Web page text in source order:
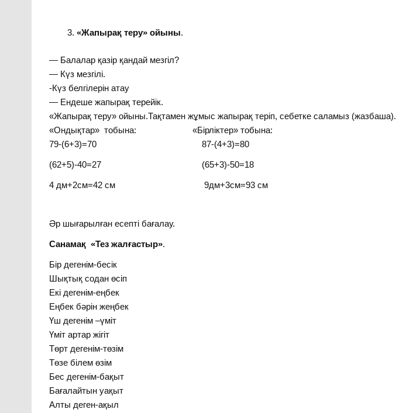
«Жапырақ теру» ойыны.
— Балалар қазір қандай мезгіл?
— Күз мезгілі.
-Күз белгілерін атау
— Ендеше жапырақ терейік.
«Жапырақ теру» ойыны.Тақтамен жұмыс жапырақ теріп, себетке саламыз (жазбаша).
«Ондықтар» тобына: «Бірліктер» тобына:
79-(6+3)=70 87-(4+3)=80
(62+5)-40=27 (65+3)-50=18
4 дм+2см=42 см 9дм+3см=93 см
Әр шығарылған есепті бағалау.
Санамақ «Тез жалғастыр».
Бір дегенім-бесік
Шықтық содан өсіп
Екі дегенім-еңбек
Еңбек бәрін жеңбек
Үш дегенім –үміт
Үміт артар жігіт
Төрт дегенім-төзім
Төзе білем өзім
Бес дегенім-бақыт
Бағалайтын уақыт
Алты деген-ақыл